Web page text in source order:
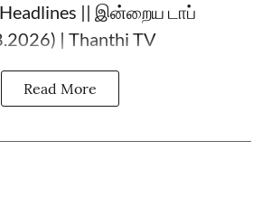
Headlines || இன்றைய டாப்
| Thanthi TV
Read More